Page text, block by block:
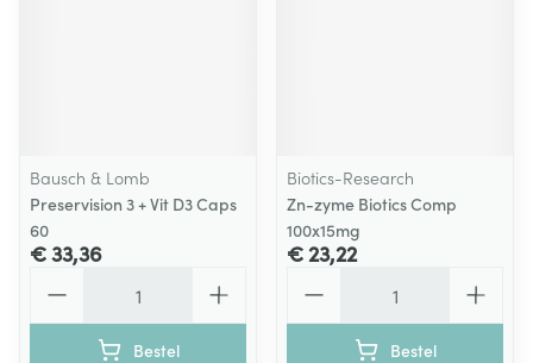
Bausch & Lomb
Preservision 3 + Vit D3 Caps
60
€ 33,36
Bestel
Biotics-Research
Zn-zyme Biotics Comp
100x15mg
€ 23,22
Bestel